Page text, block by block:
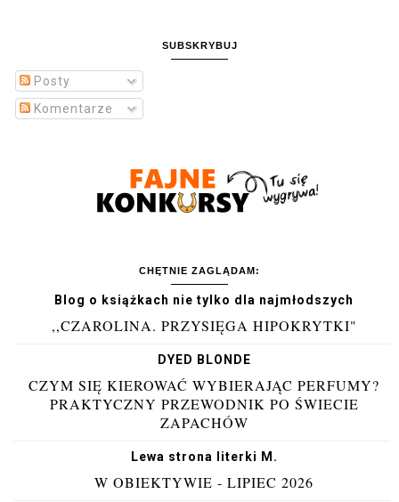
SUBSKRYBUJ
Posty
Komentarze
CHĘTNIE ZAGLĄDAM:
Blog o książkach nie tylko dla najmłodszych
,,CZAROLINA. PRZYSIĘGA HIPOKRYTKI"
DYED BLONDE
CZYM SIĘ KIEROWAĆ WYBIERAJĄC PERFUMY?
PRAKTYCZNY PRZEWODNIK PO ŚWIECIE
ZAPACHÓW
Lewa strona literki M.
W OBIEKTYWIE - LIPIEC 2026